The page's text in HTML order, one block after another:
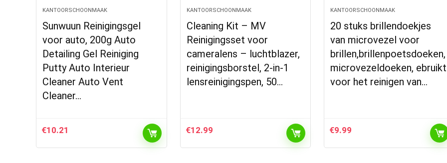
KANTOORSCHOONMAAK
Sunwuun Reinigingsgel
voor auto, 200g Auto
Detailing Gel Reiniging
Putty Auto Interieur
Cleaner Auto Vent
Cleaner…
€10.21
KANTOORSCHOONMAAK
Cleaning Kit – MV
Reinigingsset voor
cameralens – luchtblazer,
reinigingsborstel, 2-in-1
lensreinigingspen, 50…
€12.99
KANTOORSCHOONMAAK
20 stuks brillendoekjes
van microvezel voor
brillen,brillenpoetsdoeken,
microvezeldoeken, ebruikt
voor het reinigen van…
€9.99